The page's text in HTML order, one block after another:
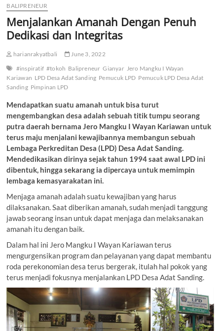
BALIPRENEUR
Menjalankan Amanah Dengan Penuh
Dedikasi dan Integritas
harianrakyatbali
June 3, 2022
#inspiratif #tokoh Balipreneur Gianyar Jero Mangku I Wayan
Kariawan LPD Desa Adat Sanding Pemucuk LPD Pemucuk LPD Desa Adat
Sanding Pimpinan LPD
Mendapatkan suatu amanah untuk bisa turut
mengembangkan desa adalah sebuah titik tumpu seorang
putra daerah bernama Jero Mangku I Wayan Kariawan untuk
terus maju menjalani kewajibannya membangun sebuah
Lembaga Perkreditan Desa (LPD) Desa Adat Sanding.
Mendedikasikan dirinya sejak tahun 1994 saat awal LPD ini
dibentuk, hingga sekarang ia dipercaya untuk memimpin
lembaga kemasyarakatan ini.
Menjaga amanah adalah suatu kewajiban yang harus
dilaksanakan. Saat diberikan amanah, sudah menjadi tanggung
jawab seorang insan untuk dapat menjaga dan melaksanakan
amanah itu dengan baik.
Dalam hal ini Jero Mangku I Wayan Kariawan terus
mengurgensikan program dan pelayanan yang dapat membantu
roda perekonomian desa terus bergerak, itulah hal pokok yang
terus menjadi fokusnya menjalankan LPD Desa Adat Sanding.